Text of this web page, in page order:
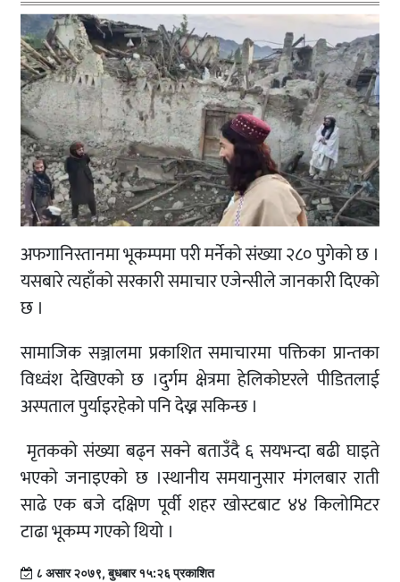
अफगानिस्तानमा भूकम्पमा परी मर्नेको संख्या २८० पुगेको छ ।
यसबारे त्यहाँको सरकारी समाचार एजेन्सीले जानकारी दिएको
छ ।
सामाजिक सञ्जालमा प्रकाशित समाचारमा पक्तिका प्रान्तका
विध्वंश देखिएको छ ।दुर्गम क्षेत्रमा हेलिकोप्टरले पीडितलाई
अस्पताल पुर्याइरहेको पनि देख्न सकिन्छ ।
मृतकको संख्या बढ्न सक्ने बताउँदै ६ सयभन्दा बढी घाइते
भएको जनाइएको छ ।स्थानीय समयानुसार मंगलबार राती
साढे एक बजे दक्षिण पूर्वी शहर खोस्टबाट ४४ किलोमिटर
टाढा भूकम्प गएको थियो ।
८ असार २०७९, बुधबार १५:२६ प्रकाशित